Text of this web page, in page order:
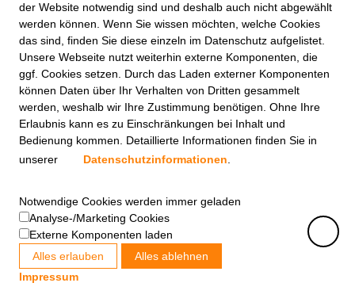
der Website notwendig sind und deshalb auch nicht abgewählt
werden können. Wenn Sie wissen möchten, welche Cookies
das sind, finden Sie diese einzeln im Datenschutz aufgelistet.
Unsere Webseite nutzt weiterhin externe Komponenten, die
ggf. Cookies setzen. Durch das Laden externer Komponenten
können Daten über Ihr Verhalten von Dritten gesammelt
werden, weshalb wir Ihre Zustimmung benötigen. Ohne Ihre
Erlaubnis kann es zu Einschränkungen bei Inhalt und
Bedienung kommen. Detaillierte Informationen finden Sie in
unserer
Datenschutzinformationen.
Notwendige Cookies werden immer geladen
Analyse-/Marketing Cookies
Externe Komponenten laden
Alles erlauben
Alles ablehnen
Impressum